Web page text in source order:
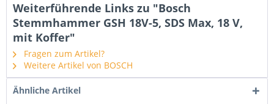
Weiterführende Links zu "Bosch
Stemmhammer GSH 18V-5, SDS Max, 18 V,
mit Koffer"
Fragen zum Artikel?
Weitere Artikel von BOSCH
Ähnliche Artikel